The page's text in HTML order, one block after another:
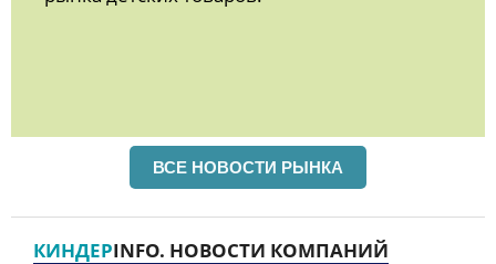
ВСЕ НОВОСТИ РЫНКА
КИНДЕРINFO. НОВОСТИ КОМПАНИЙ